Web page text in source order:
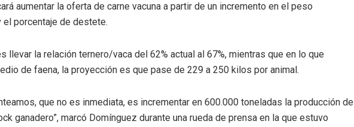
aumentar la oferta de carne vacuna a partir de un incremento en el peso
porcentaje de destete.
llevar la relación ternero/vaca del 62% actual al 67%, mientras que en lo que
de faena, la proyección es que pase de 229 a 250 kilos por animal.
que no es inmediata, es incrementar en 600.000 toneladas la producción de
ganadero”, marcó Domínguez durante una rueda de prensa en la que estuvo